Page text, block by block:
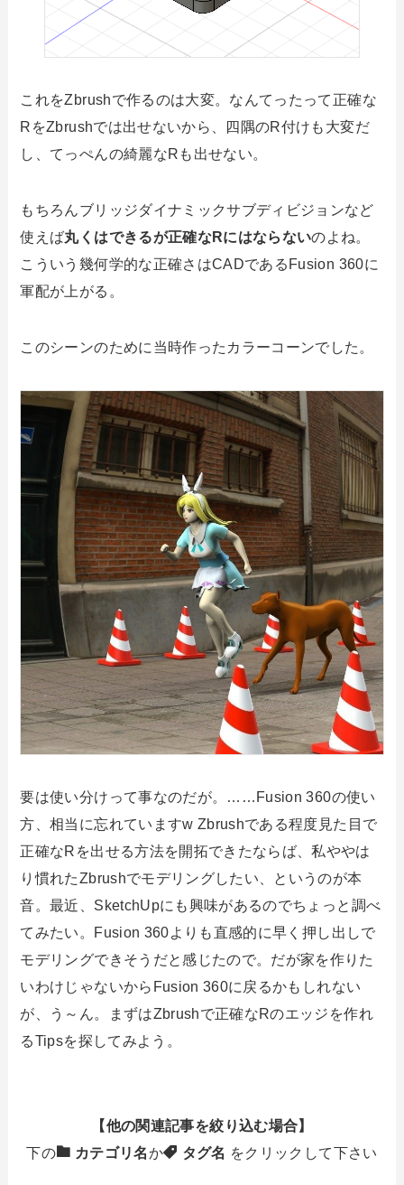
これをZbrushで作るのは大変。なんてったって正確な
RをZbrushでは出せないから、四隅のR付けも大変だ
し、てっぺんの綺麗なRも出せない。
もちろんブリッジダイナミックサブディビジョンなど
使えば丸くはできるが正確なRにはならないのよね。
こういう幾何学的な正確さはCADであるFusion 360に
軍配が上がる。
このシーンのために当時作ったカラーコーンでした。
要は使い分けって事なのだが。……Fusion 360の使い
方、相当に忘れていますw Zbrushである程度見た目で
正確なRを出せる方法を開拓できたならば、私ややは
り慣れたZbrushでモデリングしたい、というのが本
音。最近、SketchUpにも興味があるのでちょっと調べ
てみたい。Fusion 360よりも直感的に早く押し出しで
モデリングできそうだと感じたので。だが家を作りた
いわけじゃないからFusion 360に戻るかもしれない
が、う～ん。まずはZbrushで正確なRのエッジを作れ
るTipsを探してみよう。
【他の関連記事を絞り込む場合】
下の
カテゴリ名か タグ名 をクリックして下さい